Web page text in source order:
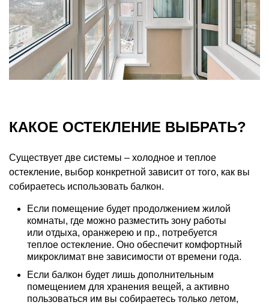
КАКОЕ ОСТЕКЛЕНИЕ ВЫБРАТЬ?
Существует две системы – холодное и теплое
остекление, выбор конкретной зависит от того, как вы
собираетесь использовать балкон.
Если помещение будет продолжением жилой
комнаты, где можно разместить зону работы
или отдыха, оранжерею и пр., потребуется
теплое остекление. Оно обеспечит комфортный
микроклимат вне зависимости от времени года.
Если балкон будет лишь дополнительным
помещением для хранения вещей, а активно
пользоваться им вы собираетесь только летом,